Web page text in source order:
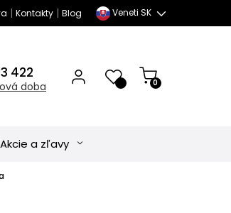
| Kontakty| Blog Veneti SK
422
doba 0
Akcie a zľavy